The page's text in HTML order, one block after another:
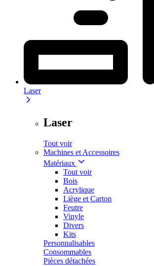
Laser
Laser
Tout voir
Machines et Accessoires
Matériaux
Tout voir
Bois
Acrylique
Liège et Carton
Feutre
Vinyle
Divers
Kits
Personnalisables
Consommables
Pièces détachées